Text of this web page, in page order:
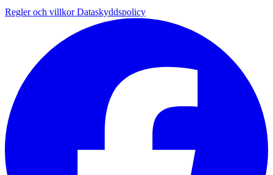
Regler och villkorDataskyddspolicy